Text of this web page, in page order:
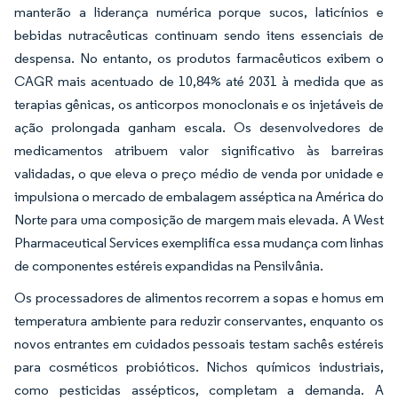
manterão a liderança numérica porque sucos, laticínios e
bebidas nutracêuticas continuam sendo itens essenciais de
despensa. No entanto, os produtos farmacêuticos exibem o
CAGR mais acentuado de 10,84% até 2031 à medida que as
terapias gênicas, os anticorpos monoclonais e os injetáveis de
ação prolongada ganham escala. Os desenvolvedores de
medicamentos atribuem valor significativo às barreiras
validadas, o que eleva o preço médio de venda por unidade e
impulsiona o mercado de embalagem asséptica na América do
Norte para uma composição de margem mais elevada. A West
Pharmaceutical Services exemplifica essa mudança com linhas
de componentes estéreis expandidas na Pensilvânia.
Os processadores de alimentos recorrem a sopas e homus em
temperatura ambiente para reduzir conservantes, enquanto os
novos entrantes em cuidados pessoais testam sachês estéreis
para cosméticos probióticos. Nichos químicos industriais,
como pesticidas assépticos, completam a demanda. A